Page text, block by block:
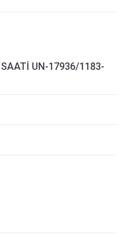
SAATİ UN-17936/1183-